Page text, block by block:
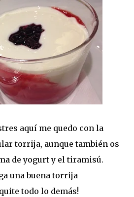
aquí me quedo con la
torrija, aunque también os
de yogurt y el tiramisú.
una buena torrija
todo lo demás!